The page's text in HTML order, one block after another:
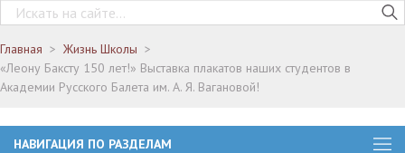
Главная
Жизнь Школы
«Леону Баксту 150 лет!» Выставка плакатов наших студентов в
Академии Русского Балета им. А. Я. Вагановой!
НАВИГАЦИЯ ПО РАЗДЕЛАМ